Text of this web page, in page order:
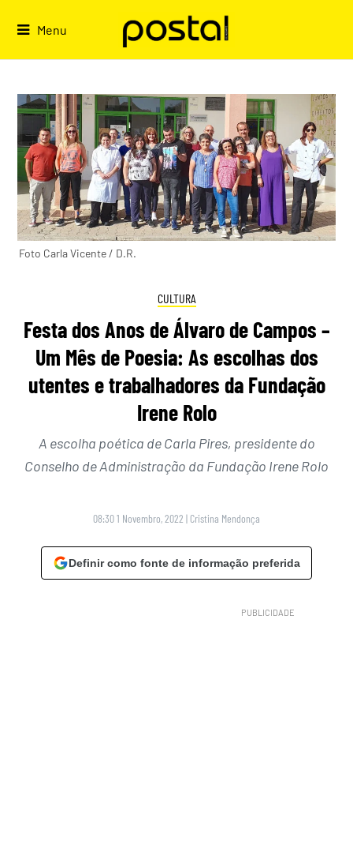
Menu
Foto Carla Vicente / D.R.
CULTURA
Festa dos Anos de Álvaro de Campos –
Um Mês de Poesia: As escolhas dos
utentes e trabalhadores da Fundação
Irene Rolo
A escolha poética de Carla Pires, presidente do
Conselho de Administração da Fundação Irene Rolo
08:30 1 Novembro, 2022 | Cristina Mendonça
Definir como fonte de informação preferida